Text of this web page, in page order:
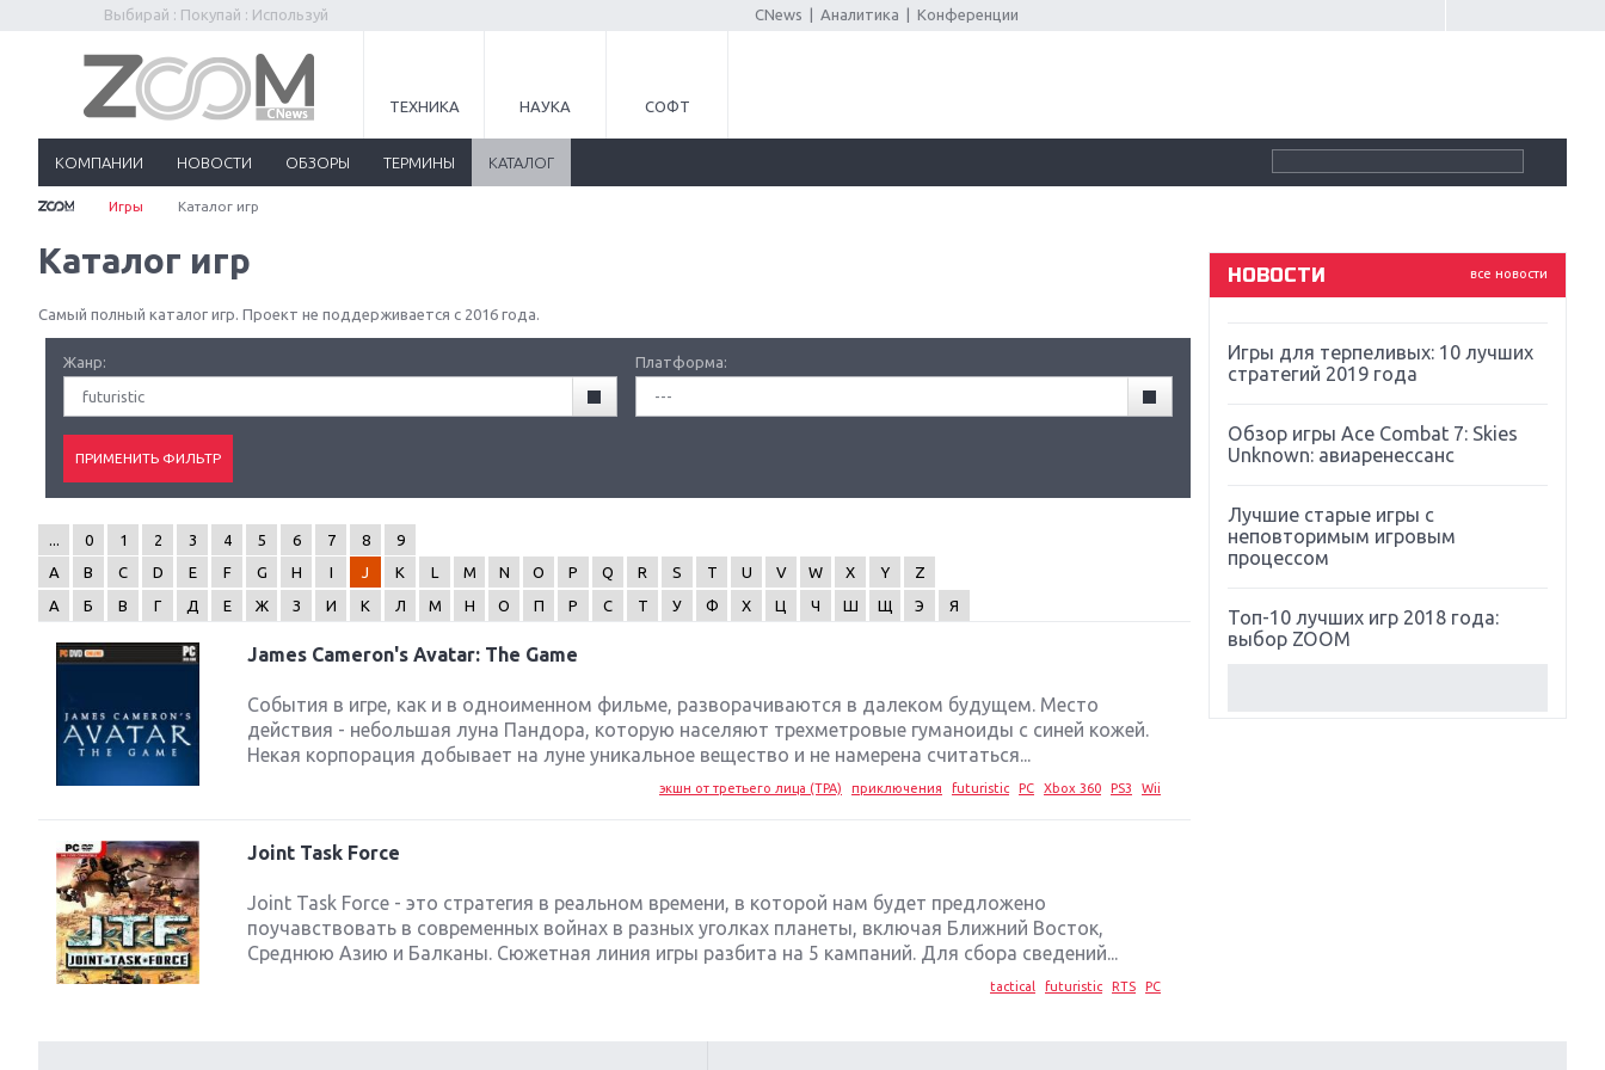
Выбирай : Покупай : Используй CNews Аналитика Конференции
ТЕХНИКА НАУКА СОФТ
КОМПАНИИ НОВОСТИ ОБЗОРЫ ТЕРМИНЫ КАТАЛОГ
Игры Каталог игр
Каталог игр
Самый полный каталог игр. Проект не поддерживается с 2016 года.
Жанр:
futuristic
Платформа:
---
0 1 2 3 4 5 6 7 8
9
A
B C D E F G H I J K L M N O P Q R S T U V W X Y
Z
А
Б В Г Д Е Ж З И К Л М Н О П Р С Т У Ф Х Ц Ч Ш Щ Э Я
James Cameron's Avatar: The Game
События в игре, как и в одноименном фильме, разворачиваются в далеком будущем. Место
действия - небольшая луна Пандора, которую населяют трехметровые гуманоиды с синей кожей.
Некая корпорация добывает на луне уникальное вещество и не намерена считаться...
экшн от третьего лица (TPA) приключения futuristic PC Xbox 360 PS3 Wii
Joint Task Force
Joint Task Force - это стратегия в реальном времени, в которой нам будет предложено
поучавствовать в современных войнах в разных уголках планеты, включая Ближний Восток,
Среднюю Азию и Балканы. Сюжетная линия игры разбита на 5 кампаний. Для сбора сведений...
tactical futuristic RTS PC
все новости
НОВОСТИ
Souls
Far Cry 5: хвалить нельзя ругать
Игры для терпеливых: 10 лучших
стратегий 2019 года
Обзор игры Ace Combat 7: Skies
Unknown: авиаренессанс
Лучшие старые игры с
неповторимым игровым
процессом
Топ-10 лучших игр 2018 года:
выбор ZOOM